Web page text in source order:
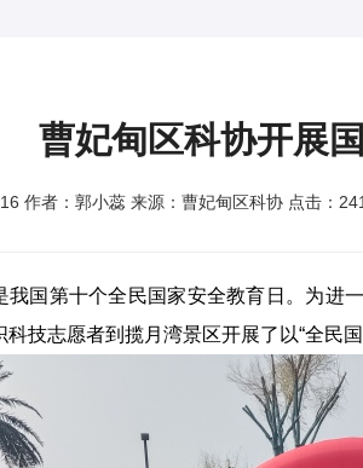
曹妃甸区科协开展
作者：郭小蕊 来源：曹妃甸区科协 点击：
我国第十个全民国家安全教育日。为进
技志愿者到揽月湾景区开展了以“全民